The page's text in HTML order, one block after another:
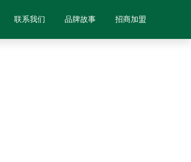
联系我们 品牌故事 招商加盟